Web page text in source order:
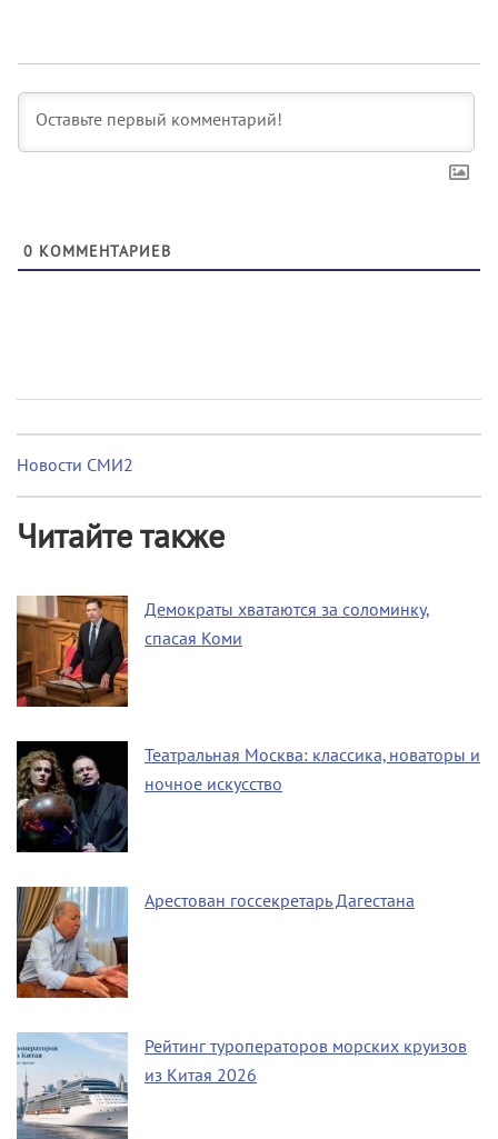
0 КОММЕНТАРИЕВ
Новости СМИ2
Читайте также
Демократы хватаются за соломинку,
спасая Коми
Театральная Москва: классика, новаторы и
ночное искусство
Арестован госсекретарь Дагестана
Рейтинг туроператоров морских круизов
из Китая 2026